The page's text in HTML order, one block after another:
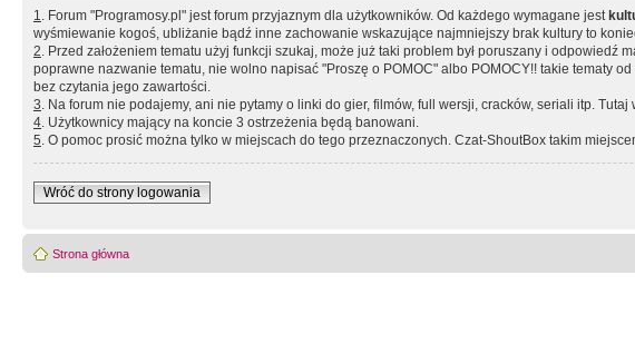
1. Forum "Programosy.pl" jest forum przyjaznym dla użytkowników. Od każdego wymagane jest
wyśmiewanie kogoś, ubliżanie bądź inne zachowanie wskazujące najmniejszy brak kultury to
2. Przed założeniem tematu użyj funkcji szukaj, może już taki problem był poruszany i
poprawne nazwanie tematu, nie wolno napisać "Proszę o POMOC" albo POMOCY!! takie tematy
bez czytania jego zawartości.
3. Na forum nie podajemy, ani nie pytamy o linki do gier, filmów, full wersji, cracków, seriali itp. Tutaj
4. Użytkownicy mający na koncie 3 ostrzeżenia będą banowani.
5. O pomoc prosić można tylko w miejscach do tego przeznaczonych. Czat-ShoutBox takim
Wróć do strony logowania
Strona główna